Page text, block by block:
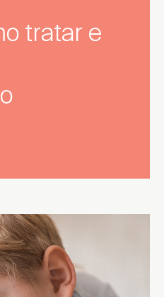
tratar e